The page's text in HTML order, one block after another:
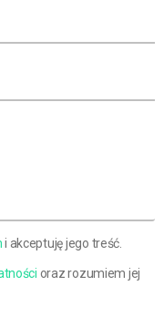
i akceptuję jego treść.
oraz rozumiem jej